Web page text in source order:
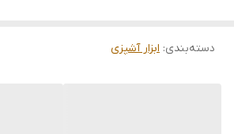
گزینه‌ای مناسب خواهند بود.
دسته‌بندی: ابزار آشپزی